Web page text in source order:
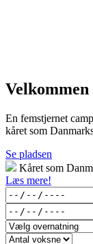
En femstjernet
kåret som
Se pladsen
Kåret som
Læs mere!